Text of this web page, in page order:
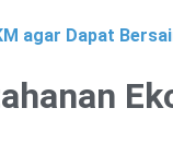
agar Dapat